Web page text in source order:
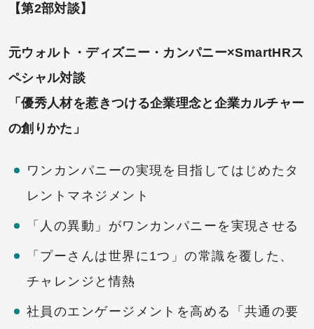
【第2部対談】
元ウォルト・ディズニー・カンパニー×SmartHRス
ペシャル対談
「優秀人材を惹きつける企業理念と企業カルチャー
の創りかた」
ワンカンパニーの実現を目指してはじめたタ
レントマネジメント
「人の異動」がワンカンパニーを実現させる
「プーさんは世界に1つ」の常識を覆した、
チャレンジと情熱
社員のエンゲージメントを高める「共通の要